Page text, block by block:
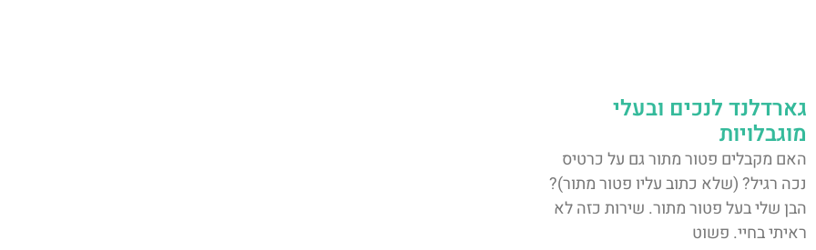
גארדלנד לנכים ובעלי
מוגבלויות
האם מקבלים פטור מתור גם על כרטיס
נכה רגיל? (שלא כתוב עליו פטור מתור)?
הבן שלי בעל פטור מתור. שירות כזה לא
ראיתי בחיי. פשוט